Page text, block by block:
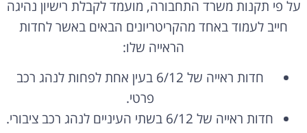
חייב לעמוד באחד מהקריטריונים הבאים באשר לחדות
הראייה שלו:
פרטי.
אם מועמד לקבלת רישיון נהיגה אינו עומד בקריטריונים